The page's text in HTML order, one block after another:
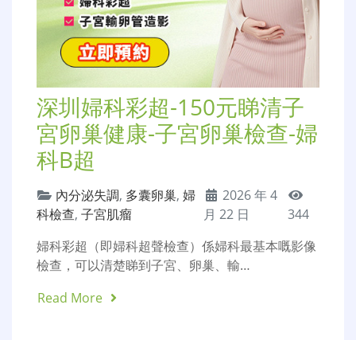
深圳婦科彩超-150元睇清子
宮卵巢健康-子宮卵巢檢查-婦
科B超
內分泌失調, 多囊卵巢, 婦
科檢查, 子宮肌瘤
2026 年 4
月 22 日
344
婦科彩超（即婦科超聲檢查）係婦科最基本嘅影像
檢查，可以清楚睇到子宮、卵巢、輸…
Read More